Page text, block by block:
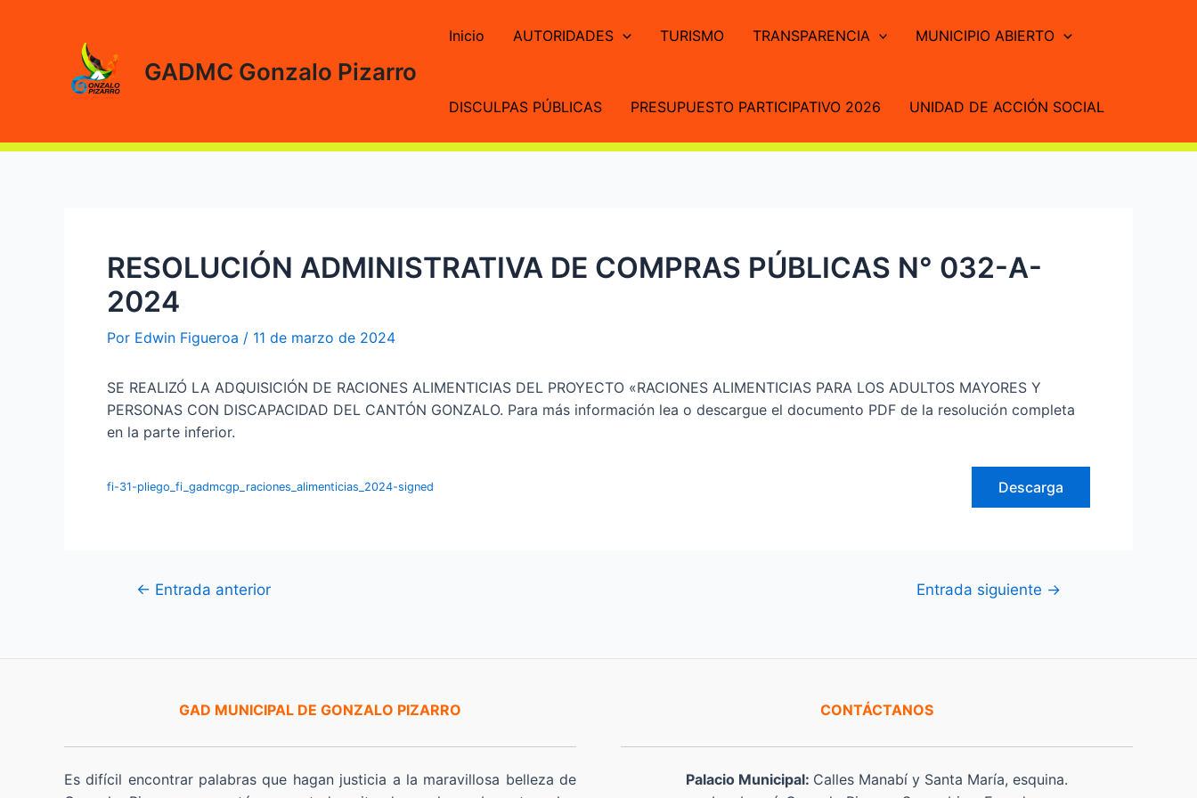
GADMC Gonzalo Pizarro
Inicio AUTORIDADES TURISMO TRANSPARENCIA MUNICIPIO ABIERTO
DISCULPAS PÚBLICAS PRESUPUESTO PARTICIPATIVO 2026 UNIDAD DE ACCIÓN SOCIAL
RESOLUCIÓN ADMINISTRATIVA DE COMPRAS PÚBLICAS N° 032-A-
2024
Por Edwin Figueroa / 11 de marzo de 2024
SE REALIZÓ LA ADQUISICIÓN DE RACIONES ALIMENTICIAS DEL PROYECTO «RACIONES ALIMENTICIAS PARA LOS ADULTOS MAYORES Y
PERSONAS CON DISCAPACIDAD DEL CANTÓN GONZALO. Para más información lea o descargue el documento PDF de la resolución completa
en la parte inferior.
fi-31-pliego_fi_gadmcgp_raciones_alimenticias_2024-signed Descarga
Navegación
← Entrada anterior Entrada siguiente →
GAD MUNICIPAL DE GONZALO PIZARRO
Es difícil encontrar palabras que hagan justicia a la maravillosa belleza de
CONTÁCTANOS
Palacio Municipal: Calles Manabí y Santa María, esquina.